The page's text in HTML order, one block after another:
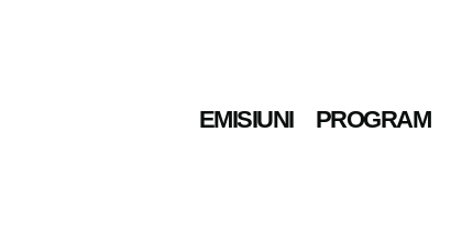
EMISIUNI PROGRAM